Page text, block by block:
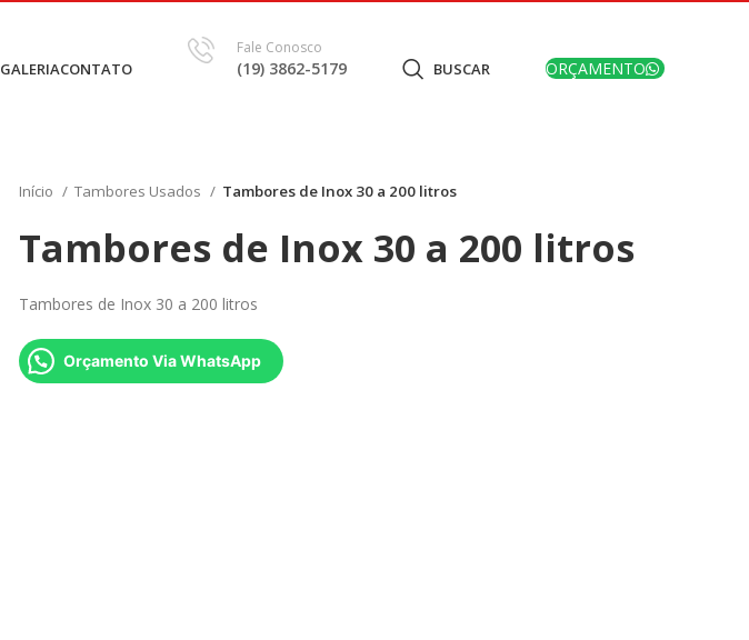
GALERIACONTATO
Fale Conosco
(19) 3862-5179 BUSCAR ORÇAMENTO
Início Tambores Usados Tambores de Inox 30 a 200 litros
Tambores de Inox 30 a 200 litros
Tambores de Inox 30 a 200 litros
Orçamento Via WhatsApp